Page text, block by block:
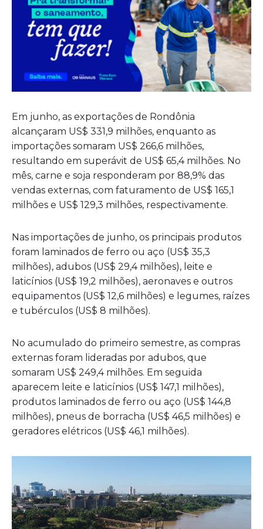
Em junho, as exportações de Rondônia
alcançaram US$ 331,9 milhões, enquanto as
importações somaram US$ 266,6 milhões,
resultando em superávit de US$ 65,4 milhões. No
mês, carne e soja responderam por 88,9% das
vendas externas, com faturamento de US$ 165,1
milhões e US$ 129,3 milhões, respectivamente.
Nas importações de junho, os principais produtos
foram laminados de ferro ou aço (US$ 35,3
milhões), adubos (US$ 29,4 milhões), leite e
laticínios (US$ 19,2 milhões), aeronaves e outros
equipamentos (US$ 12,6 milhões) e legumes, raízes
e tubérculos (US$ 8 milhões).
No acumulado do primeiro semestre, as compras
externas foram lideradas por adubos, que
somaram US$ 249,4 milhões. Em seguida
aparecem leite e laticínios (US$ 147,1 milhões),
produtos laminados de ferro ou aço (US$ 144,8
milhões), pneus de borracha (US$ 46,5 milhões) e
geradores elétricos (US$ 46,1 milhões).